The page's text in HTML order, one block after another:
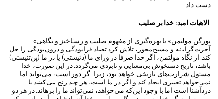
دست داد
الاهیات امید: خدا بر صلیب
«یورگن مولتمن» با بهره‌گیری از مفهوم صلیب و رستاخیز و نگاهی
آخرت‌گرایانه و مسیح‌محور، تلاش کرد تضاد فرابودگی و درون‌بودگی را حل
کند. از نگاه مولتمن، اگر خدا صرفا در ورای ما (دئیستی) یا در ما (پن‌تئیستی)
باشد، تاریخ دستخوش بی‌معنایی و نابودی می‌گردد. در این صورت، خدا
مسئول شرارت‌های تاریخی خواهد بود، زیرا اگر دور است، می‌تواند اما
نمی‌خواهد تغییری ایجاد کند و اگر در ما است، هر چند رنج می‌کشد یا
دردآشنا است اما با وجود این‌که می‌خواهد، نمی‌تواند ما را برهاند. در هر دو